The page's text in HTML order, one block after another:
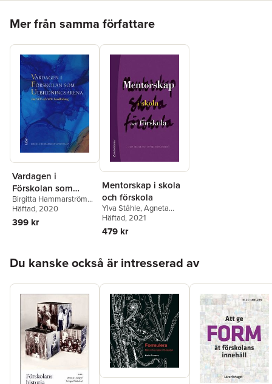
Stockholms universitet. Hennes forskning och undervisning rör
professionsutveckling, förskoledidaktik och utbildningshistoria.
Mer från samma författare
Vardagen i
Förskolan som
Utbildningsarena
Birgitta Hammarström
Lewenhagen
Häftad, 2020
399 kr
Mentorskap i skola
och förskola
Ylva Ståhle,Agneta
Bronäs,Inger Eriksson
Birgitta Hammarström
Lewenhagen
Edman
Häftad, 2021
479 kr
Du kanske också är intresserad av